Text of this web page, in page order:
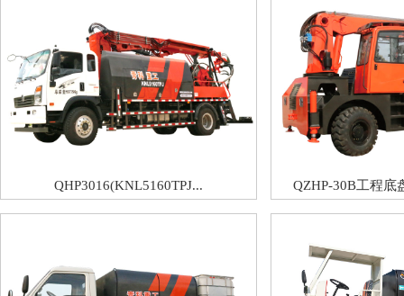
QHP3016(KNL5160TPJ... QZHP-30B工程底